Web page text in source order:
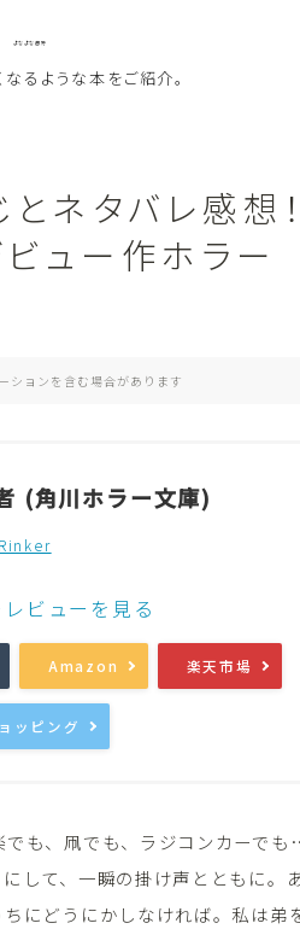
よなよな書房
るような本をご紹介。
Author
とネタバレ感想
ュー作ホラー
ションを含む場合があります
(角川ホラー文庫)
Rinker
ビューを見る
Amazon 楽天市場
ッピング
でも、凧でも、ラジコンカーで
して、一瞬の掛け声とともに。
にどうにかしなければ。私は弟